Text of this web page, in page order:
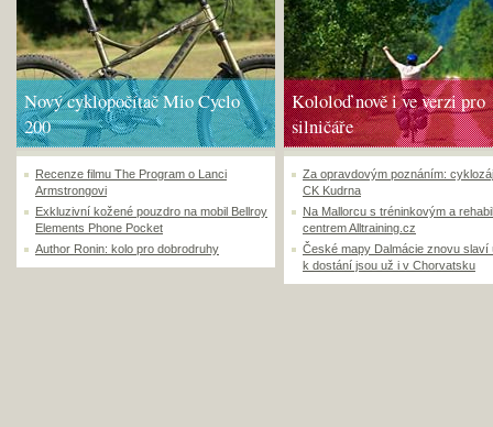
Nový cyklopočítač Mio Cyclo
200
Recenze filmu The Program o Lanci
Armstrongovi
Exkluzivní kožené pouzdro na mobil Bellroy
Elements Phone Pocket
Author Ronin: kolo pro dobrodruhy
Kololoď nově i ve verzi pro
silničáře
Za opravdovým poznáním:
CK Kudrna
Na Mallorcu s tréninkovým a
centrem Alltraining.cz
České mapy Dalmácie znovu slaví
k dostání jsou už i v Chorvatsku